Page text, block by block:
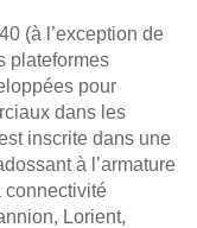
(à l’exception de
plateformes
pour
dans les
inscrite dans une
à l’armature
connectivité
Lorient,